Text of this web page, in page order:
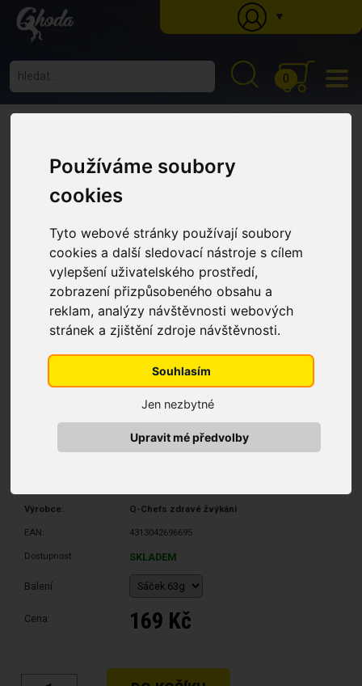
Používáme soubory
cookies
Tyto webové stránky používají soubory
cookies a další sledovací nástroje s cílem
vylepšení uživatelského prostředí,
zobrazení přizpůsobeného obsahu a
reklam, analýzy návštěvnosti webových
stránek a zjištění zdroje návštěvnosti.
Souhlasím
Jen nezbytné
Upravit mé předvolby
▼
0
Ghoda
Tyčinky na čištění zubů se
sýrem pro psy Cheezies (Sáček
63g)
4313042696695
Balení: